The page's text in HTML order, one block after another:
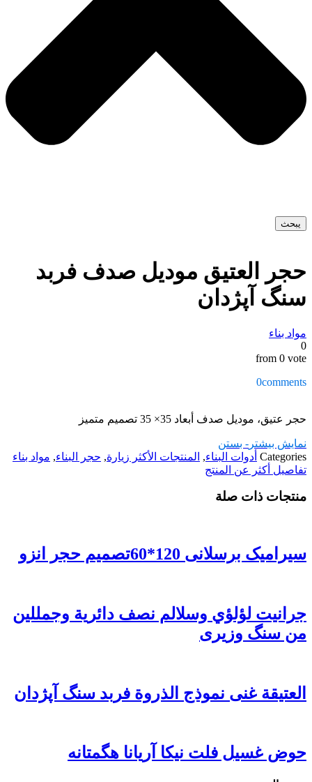
يبحث
حجر العتیق مودیل صدف فربد
سنگ آپژدان
مواد بناء
0
from 0 vote
0comments
حجر عتيق، مودیل صدف أبعاد 35× 35 تصميم متميز
نمایش بیشتر - بستن
Categories أدوات البناء, المنتجات الأكثر زيارة, حجر البناء, مواد بناء
تفاصيل أكثر عن المنتج
منتجات ذات صلة
سیرامیک برسلانی 120*60تصمیم حجر انزو
جرانيت لؤلؤي وسلالم نصف دائرية وجمللين
من سنگ وزیری
العتيقة غنى نموذج الذروة فربد سنگ آپژدان
حوض غسیل فلت نیکا آریانا هگمتانه